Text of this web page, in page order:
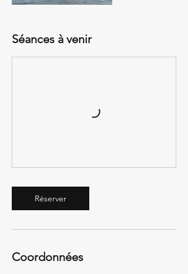
Séances à venir
Réserver
Coordonnées